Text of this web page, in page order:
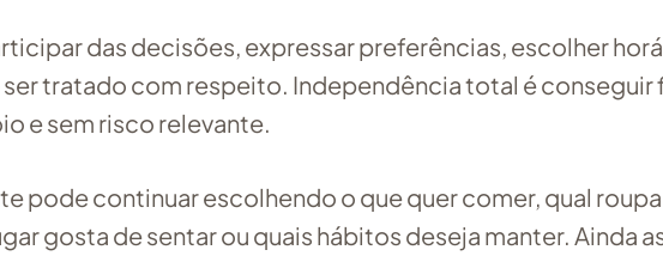
das decisões, expressar preferências, escolher
ser tratado com respeito. Independência total é conseguir
e sem risco relevante.
pode continuar escolhendo o que quer comer, qual roupa
gosta de sentar ou quais hábitos deseja manter. Ainda